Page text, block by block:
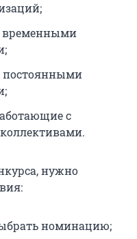
временными
постоянными
с
нужно
номинацию;